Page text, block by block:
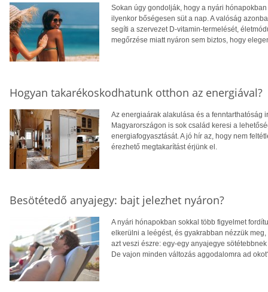
Sokan úgy gondolják, hogy a nyári
ilyenkor bőségesen süt a nap. A valóság
segíti a szervezet D-vitamin-termelését,
megőrzése miatt nyáron sem biztos, hogy
Hogyan takarékoskodhatunk otthon az energiával?
Az energiaárak alakulása és a fenntarthatóság
Magyarországon is sok család keresi a
energiafogyasztását. A jó hír az, hogy nem
érezhető megtakarítást érjünk el.
Besötétedő anyajegy: bajt jelezhet nyáron?
A nyári hónapokban sokkal több figyelmet
elkerülni a leégést, és gyakrabban nézzük
azt veszi észre: egy-egy anyajegye
De vajon minden változás aggodalomra ad